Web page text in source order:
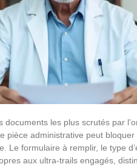
documents les plus scrutés par
pièce administrative peut
Le formulaire à remplir, le type
aux ultra-trails engagés,